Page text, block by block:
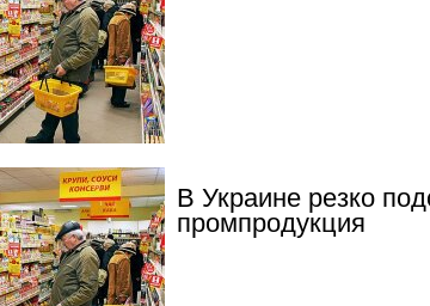
В Украине резко
промпродукция